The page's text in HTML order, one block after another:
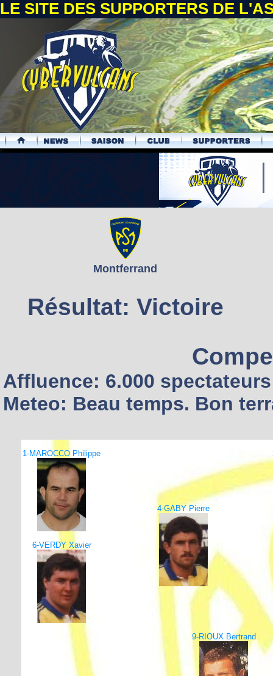
LE SITE DES SUPPORTERS DE
.
Montferrand
Résultat: Victoire
Affluence: 6.000 spectateurs
Meteo: Beau temps. Bon
1-MAROCCO Philippe
4-GABY Pierre
6-VERDY Xavier
9-RIOUX Bertrand